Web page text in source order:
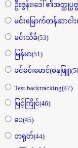
ဦးဇွန်း၊ဒေါ် ၏အတ္ထုပ္ပတ္
မင်းမြောက်တန်ဆာငါးပ
မင်းသိင်္ခ(53)
မြန်မာ(51)
ခင်မင်၊မောင်(ဓနုဖြူ
Test backtracking(47)
မြင့်ကြိုင်(46)
ပေ(45)
တရုတ်(44)